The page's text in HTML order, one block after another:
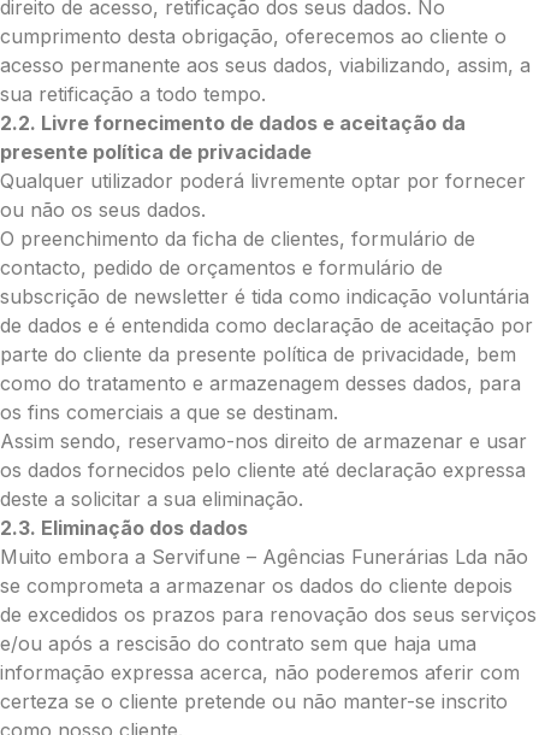
Enviar Flores (Paypal)
Envie Flores
Maria das Neves Rocha da Silveira
Neste formulário, a nossa equipa entrará
em contacto para encontrar a melhor
forma de pagamento.
O que deseja enviar?
Ramo de Flores
Palma
Cruz
Coração
Coroa
Ramo de Flores:
Opção 1 (€25)
Opção 2 (€30)
Opção 3 (€35)
Opção 4 (€40)
Opção 5 (€45)
Opção 6 (€50)
Opção 7 (€55)
Opção 8 (€55)
direito de acesso, retificação dos seus dados. No
cumprimento desta obrigação, oferecemos ao cliente o
acesso permanente aos seus dados, viabilizando, assim, a
sua retificação a todo tempo.
2.2. Livre fornecimento de dados e aceitação da
presente política de privacidade
Qualquer utilizador poderá livremente optar por fornecer
ou não os seus dados.
O preenchimento da ficha de clientes, formulário de
contacto, pedido de orçamentos e formulário de
subscrição de newsletter é tida como indicação voluntária
de dados e é entendida como declaração de aceitação por
parte do cliente da presente política de privacidade, bem
como do tratamento e armazenagem desses dados, para
os fins comerciais a que se destinam.
Assim sendo, reservamo-nos direito de armazenar e usar
os dados fornecidos pelo cliente até declaração expressa
deste a solicitar a sua eliminação.
2.3. Eliminação dos dados
Muito embora a Servifune – Agências Funerárias Lda não
se comprometa a armazenar os dados do cliente depois
de excedidos os prazos para renovação dos seus serviços
e/ou após a rescisão do contrato sem que haja uma
informação expressa acerca, não poderemos aferir com
certeza se o cliente pretende ou não manter-se inscrito
como nosso cliente.